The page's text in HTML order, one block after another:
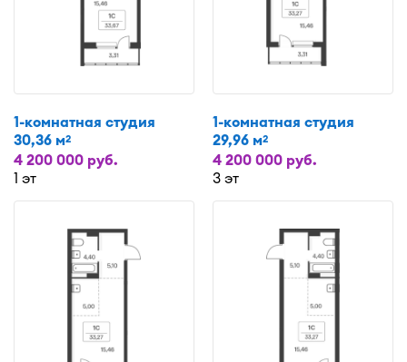
1-комнатная студия
30,36 м2
4 200 000 руб.
1 эт
1-комнатная студия
29,96 м2
4 200 000 руб.
3 эт